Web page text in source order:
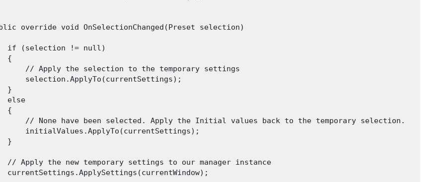
override void OnSelectionChanged(Preset selection)
if (selection != null)
{
// Apply the selection to the temporary settings
selection.ApplyTo(currentSettings);
}
else
{
// None have been selected. Apply the Initial values back to the temporary selection.
initialValues.ApplyTo(currentSettings);
}
// Apply the new temporary settings to our manager instance
currentSettings.ApplySettings(currentWindow);